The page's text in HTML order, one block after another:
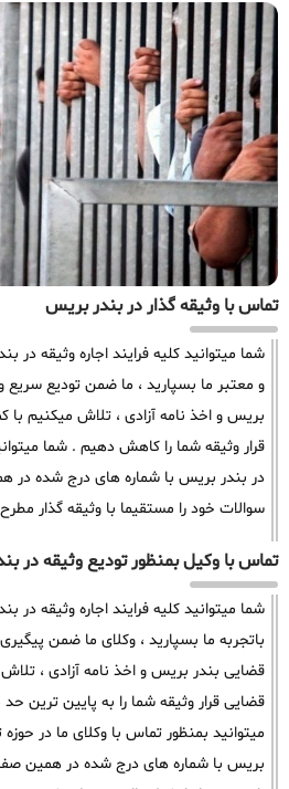
تماس با وثیقه گذار در بندر بریس
شما میتوانید کلیه فرایند اجاره وثیقه در
و معتبر ما بسپارید ، ما ضمن تودیع سریع
بریس و اخذ نامه آزادی ، تلاش میکنیم
قرار وثیقه شما را کاهش دهیم . شما
در بندر بریس با شماره های درج شده در
سوالات خود را مستقیما با وثیقه گذار
تماس با وکیل بمنظور تودیع وثیقه در
شما میتوانید کلیه فرایند اجاره وثیقه
باتجربه ما بسپارید ، وکلای ما ضمن
قضایی بندر بریس و اخذ نامه آزادی ، تلاش
قضایی قرار وثیقه شما را به پایین
میتوانید بمنظور تماس با وکلای ما در حوزه
بریس با شماره های درج شده در همین